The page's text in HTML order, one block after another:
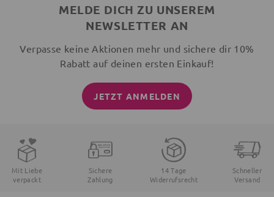
MELDE DICH ZU UNSEREM
NEWSLETTER AN
Verpasse keine Aktionen mehr und sichere dir 10%
Rabatt auf deinen ersten Einkauf!
JETZT ANMELDEN
Mit Liebe
verpackt
Sichere
Zahlung
14 Tage
Widerrufsrecht
Schneller
Versand